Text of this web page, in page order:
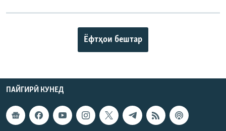
Ёфтҳои бештар
ПАЙГИРӢ КУНЕД